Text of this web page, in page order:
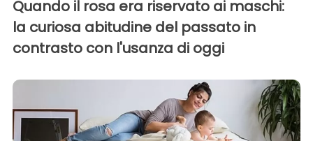
Quando il rosa era riservato ai maschi:
la curiosa abitudine del passato in
contrasto con l'usanza di oggi